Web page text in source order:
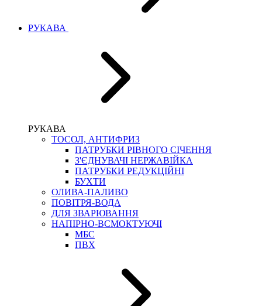
РУКАВА
РУКАВА
ТОСОЛ, АНТИФРИЗ
ПАТРУБКИ РІВНОГО СІЧЕННЯ
З'ЄДНУВАЧІ НЕРЖАВІЙКА
ПАТРУБКИ РЕДУКЦІЙНІ
БУХТИ
ОЛИВА-ПАЛИВО
ПОВІТРЯ-ВОДА
ДЛЯ ЗВАРЮВАННЯ
НАПІРНО-ВСМОКТУЮЧІ
МБС
ПВХ